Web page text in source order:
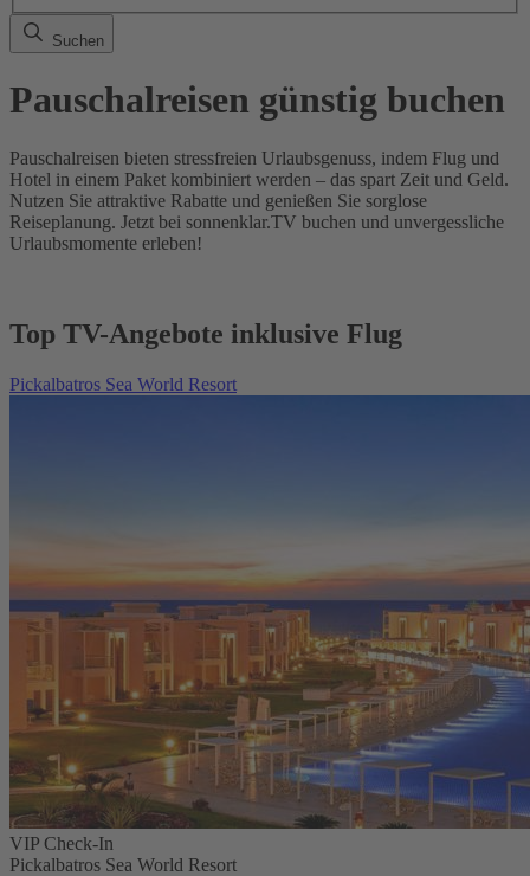
Suchen
Pauschalreisen günstig buchen
Pauschalreisen bieten stressfreien Urlaubsgenuss, indem Flug und
Hotel in einem Paket kombiniert werden – das spart Zeit und Geld.
Nutzen Sie attraktive Rabatte und genießen Sie sorglose
Reiseplanung. Jetzt bei sonnenklar.TV buchen und unvergessliche
Urlaubsmomente erleben!
Top TV-Angebote inklusive Flug
Pickalbatros Sea World Resort
VIP Check-In
Pickalbatros Sea World Resort